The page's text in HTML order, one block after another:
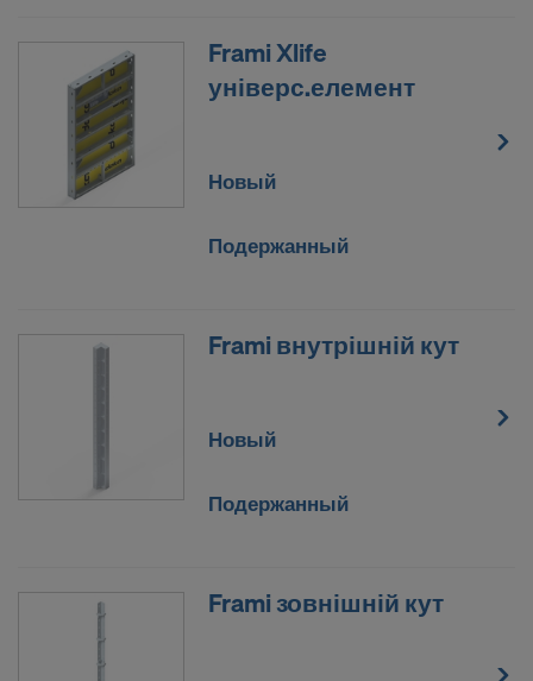
Frami Xlife
універс.елемент
Новый
Подержанный
Frami внутрішній кут
Новый
Подержанный
Frami зовнішній кут
Некоторые из наших партнеров имеют филиалы
в США. Мы передаем ваши персональные данные
этим партнерам в США вручную или
посредством определенного интерфейса.
Мы хотим проинформировать вас о том, что на
основании решения от 16 июля 2020 г.
(Европейский суд, № C-311/18, решение
передачу персональных данных в США. В связи с
этим США, являясь третьей страной, не
состоит для вас в качестве пользователя, в
частности, в том, что к вашим данным имеют
многом отсутствуют действенные и
осуществимые права в отношении такой
деятельности государственных органов США.